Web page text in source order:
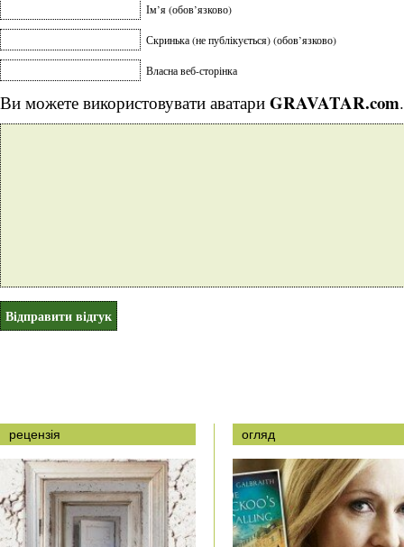
Ім’я (обов’язково)
Скринька (не публікується) (обов’язково)
Власна веб-сторінка
Ви можете використовувати аватари GRAVATAR.com.
рецензія огляд